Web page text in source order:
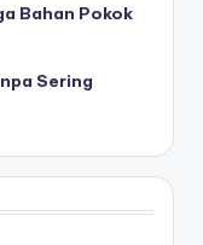
Bahan Pokok
Sering